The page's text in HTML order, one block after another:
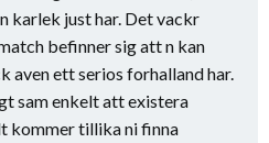
karlek just har. Det vackr
befinner sig att n kan
aven ett serios forhalland har.
sam enkelt att existera
kommer tillika ni finna